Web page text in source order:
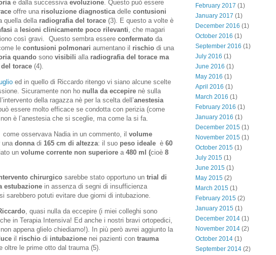
e dalla successiva evoluzione . Questo può essere
offre una risoluzione diagnostica delle contusioni
quella della radiografia del torace (3). E questo a volte è
a lesioni clinicamente poco rilevanti , che magari
così gravi. Questo sembra essere confermato da
le contusioni polmonari aumentano il rischio di una
quando sono visibili alla radiografia del torace ma
del torace (4).
ed in quello di Riccardo ritengo vi siano alcune scelte
Sicuramente non ho nulla da eccepire nè sulla
della ragazza nè per la scelta dell’anestesia
essere molto efficace se condotta con perizia (come
è l’anestesia che si sceglie, ma come la si fa.
osservava Nadia in un commento, il volume
una donna di 165 cm di altezza: il suo peso ideale è 60
un volume corrente non superiore a 480 ml (cioè 8
chirurgico sarebbe stato opportuno un trial di
estubazione in assenza di segni di insufficienza
sarebbero potuti evitare due giorni di intubazione.
, quasi nulla da eccepire (i miei colleghi sono
in Terapia Intensiva! Ed anche i nostri bravi ortopedici,
appena glielo chiediamo!). In più però avrei aggiunto la
il rischio di intubazione nei pazienti con trauma
oltre le prime otto dal trauma (5).
February 2017 (1)
January 2017 (1)
December 2016 (1)
October 2016 (1)
September 2016 (1)
July 2016 (1)
June 2016 (1)
May 2016 (1)
April 2016 (1)
March 2016 (1)
February 2016 (1)
January 2016 (1)
December 2015 (1)
November 2015 (1)
October 2015 (1)
July 2015 (1)
June 2015 (1)
May 2015 (2)
March 2015 (1)
February 2015 (2)
January 2015 (1)
December 2014 (1)
November 2014 (2)
October 2014 (1)
September 2014 (2)